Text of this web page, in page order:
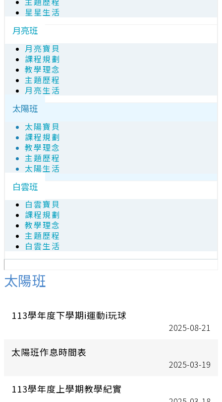
星星生活
月亮班
月亮寶貝
課程規劃
教學理念
主題歷程
月亮生活
太陽班
太陽寶貝
課程規劃
教學理念
主題歷程
太陽生活
白雲班
白雲寶貝
課程規劃
教學理念
主題歷程
白雲生活
太陽班
113學年度下學期i運動i玩球
2025-08-21
太陽班作息時間表
2025-03-19
113學年度上學期教學紀實